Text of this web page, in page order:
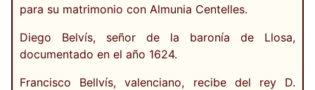
para su matrimonio con Almunia Centelles.
Diego Belvís, señor de la baronía de Llosa,
documentado en el año 1624.
Francisco Bellvís, valenciano, recibe del rey D.